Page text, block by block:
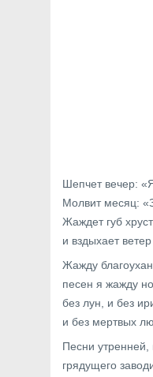
Шепчет вечер:
Молвит месяц:
Жаждет губ
и вздыхает
Жажду
песен я жажду
без лун, и без
и без мертвых
Песни
грядущего